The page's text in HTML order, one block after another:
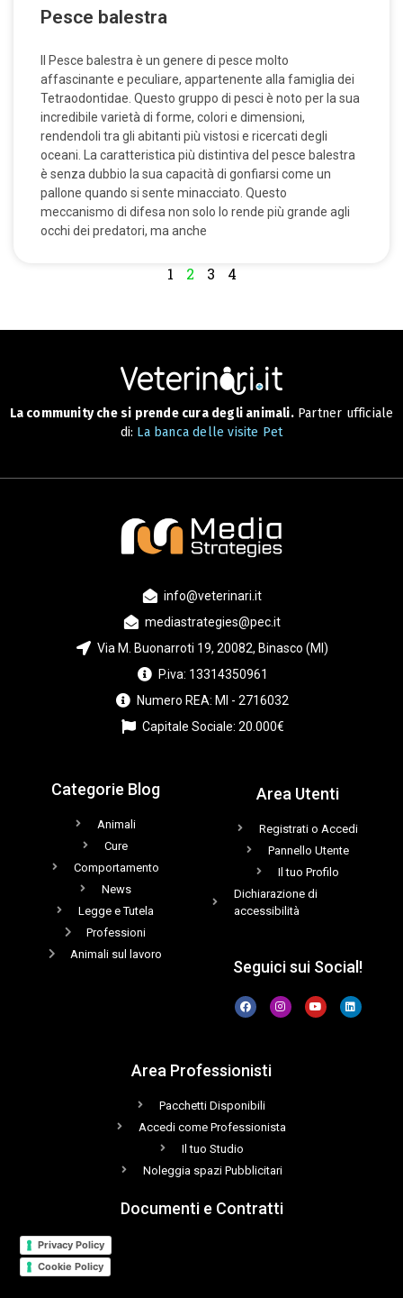
Pesce balestra
Il Pesce balestra è un genere di pesce molto
affascinante e peculiare, appartenente alla famiglia dei
Tetraodontidae. Questo gruppo di pesci è noto per la sua
incredibile varietà di forme, colori e dimensioni,
rendendoli tra gli abitanti più vistosi e ricercati degli
oceani. La caratteristica più distintiva del pesce balestra
è senza dubbio la sua capacità di gonfiarsi come un
pallone quando si sente minacciato. Questo
meccanismo di difesa non solo lo rende più grande agli
occhi dei predatori, ma anche
1 2 3 4
La community che si prende cura degli animali.Partner ufficiale
di: La banca delle visite Pet
info@veterinari.it
mediastrategies@pec.it
Via M. Buonarroti 19, 20082, Binasco (MI)
P.iva: 13314350961
Numero REA: MI - 2716032
Capitale Sociale: 20.000€
Categorie Blog
Animali
Cure
Comportamento
News
Legge e Tutela
Professioni
Animali sul lavoro
Area Utenti
Registrati o Accedi
Pannello Utente
Il tuo Profilo
Dichiarazione di
accessibilità
Seguici sui Social!
Area Professionisti
Pacchetti Disponibili
Accedi come Professionista
Il tuo Studio
Noleggia spazi Pubblicitari
Documenti e Contratti
Privacy Policy
Cookie Policy